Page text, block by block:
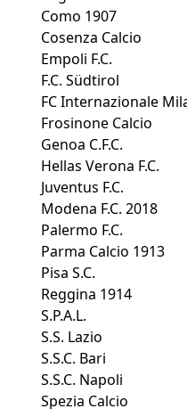
Como 1907
Cosenza Calcio
Empoli F.C.
F.C. Südtirol
FC Internazionale
Frosinone Calcio
Genoa C.F.C.
Hellas Verona F.C.
Juventus F.C.
Modena F.C. 2018
Palermo F.C.
Parma Calcio 1913
Pisa S.C.
Reggina 1914
S.P.A.L.
S.S. Lazio
S.S.C. Bari
S.S.C. Napoli
Spezia Calcio